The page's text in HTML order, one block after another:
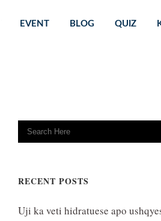
EVENT BLOG QUIZ
RECENT POSTS
Uji ka veti hidratuese apo